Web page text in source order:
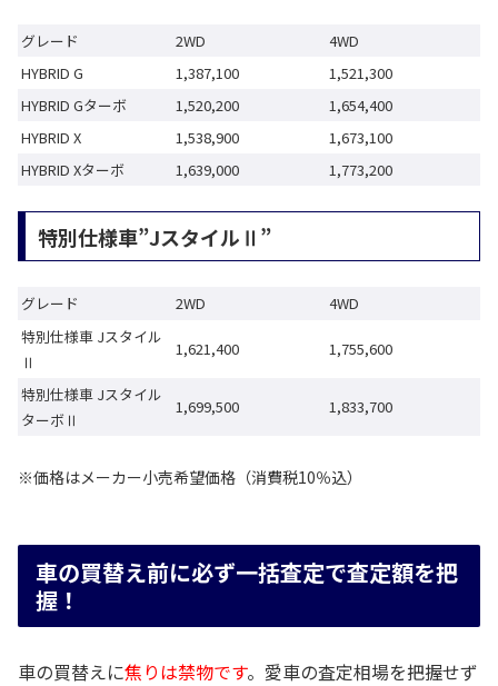
グレード 2WD
4WD
HYBRID G
1,387,100
1,521,300
HYBRID Gターボ
1,520,200
1,654,400
HYBRID X
1,538,900
1,673,100
HYBRID Xターボ
1,639,000 1,773,200
特別仕様車”JスタイルⅡ”
グレード 2WD
4WD
特別仕様車 Jスタイル
Ⅱ
1,621,400 1,755,600
特別仕様車 Jスタイル
ターボⅡ
1,699,500 1,833,700
※価格はメーカー小売希望価格（消費税10％込）
車の買替え前に必ず一括査定で査定額を把
握！
車の買替えに焦りは禁物です。愛車の査定相場を把握せず